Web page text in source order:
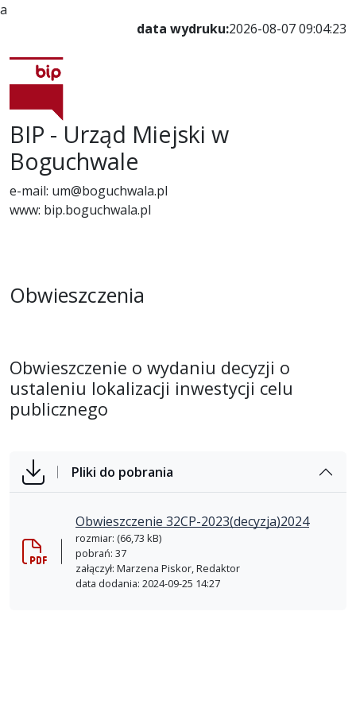
a
data wydruku:2026-08-07 09:04:23
BIP - Urząd Miejski w
Boguchwale
e-mail: um@boguchwala.pl
www: bip.boguchwala.pl
Obwieszczenia
Obwieszczenie o wydaniu decyzji o
ustaleniu lokalizacji inwestycji celu
publicznego
Pliki do pobrania
Obwieszczenie 32CP-2023(decyzja)2024
rozmiar: (66,73 kB)
pobrań: 37
załączył: Marzena Piskor, Redaktor
data dodania: 2024-09-25 14:27